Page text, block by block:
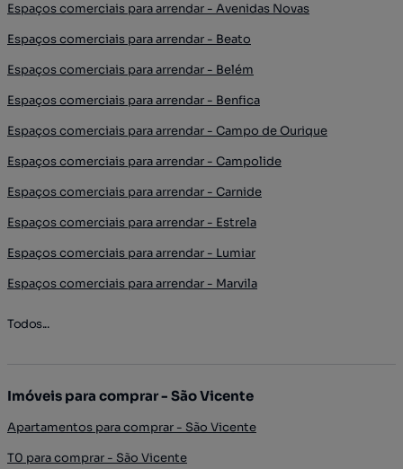
Espaços comerciais para arrendar - Avenidas Novas
Espaços comerciais para arrendar - Beato
Espaços comerciais para arrendar - Belém
Espaços comerciais para arrendar - Benfica
Espaços comerciais para arrendar - Campo de Ourique
Espaços comerciais para arrendar - Campolide
Espaços comerciais para arrendar - Carnide
Espaços comerciais para arrendar - Estrela
Espaços comerciais para arrendar - Lumiar
Espaços comerciais para arrendar - Marvila
Todos...
Imóveis para comprar - São Vicente
Apartamentos para comprar - São Vicente
T0 para comprar - São Vicente